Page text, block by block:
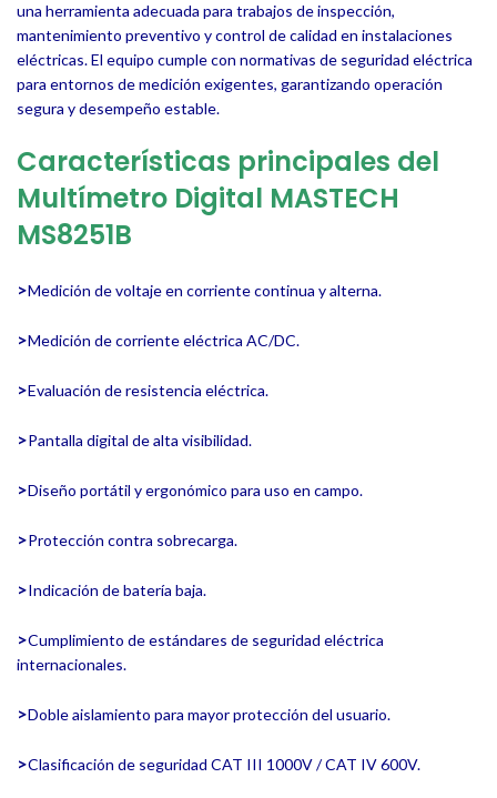
una herramienta adecuada para trabajos de inspección,
mantenimiento preventivo y control de calidad en instalaciones
eléctricas. El equipo cumple con normativas de seguridad eléctrica
para entornos de medición exigentes, garantizando operación
segura y desempeño estable.
Características principales del
Multímetro Digital MASTECH
MS8251B
>Medición de voltaje en corriente continua y alterna.
>Medición de corriente eléctrica AC/DC.
>Evaluación de resistencia eléctrica.
>Pantalla digital de alta visibilidad.
>Diseño portátil y ergonómico para uso en campo.
>Protección contra sobrecarga.
>Indicación de batería baja.
>Cumplimiento de estándares de seguridad eléctrica
internacionales.
>Doble aislamiento para mayor protección del usuario.
>Clasificación de seguridad CAT III 1000V / CAT IV 600V.